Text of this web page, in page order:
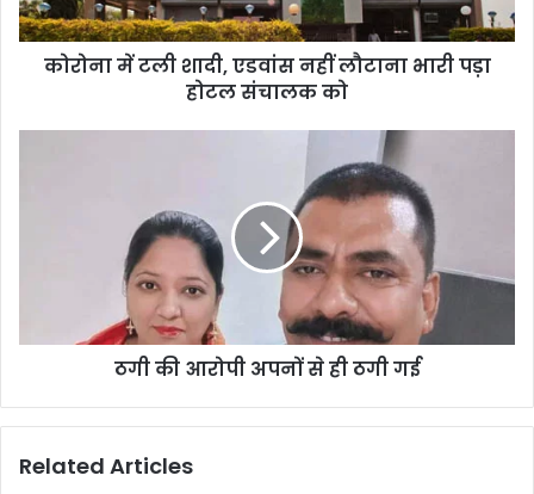
कोरोना में टली शादी, एडवांस नहीं लौटाना भारी पड़ा
होटल संचालक को
ठगी की आरोपी अपनों से ही ठगी गई
Related Articles